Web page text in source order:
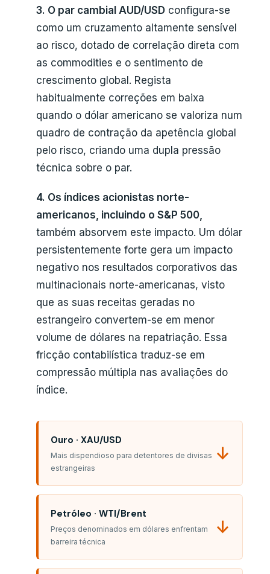
3. O par cambial AUD/USDconfigura-se
como um cruzamento altamente sensível
ao risco, dotado de correlação direta com
as commodities e o sentimento de
crescimento global. Regista
habitualmente correções em baixa
quando o dólar americano se valoriza num
quadro de contração da apetência global
pelo risco, criando uma dupla pressão
técnica sobre o par.
4. Os índices acionistas norte-
americanos, incluindo o S&P 500,
também absorvem este impacto. Um dólar
persistentemente forte gera um impacto
negativo nos resultados corporativos das
multinacionais norte-americanas, visto
que as suas receitas geradas no
estrangeiro convertem-se em menor
volume de dólares na repatriação. Essa
fricção contabilística traduz-se em
compressão múltipla nas avaliações do
índice.
Ouro · XAU/USD
Mais dispendioso para detentores de divisas
estrangeiras
↓
Petróleo · WTI/Brent
Preços denominados em dólares enfrentam
barreira técnica
↓